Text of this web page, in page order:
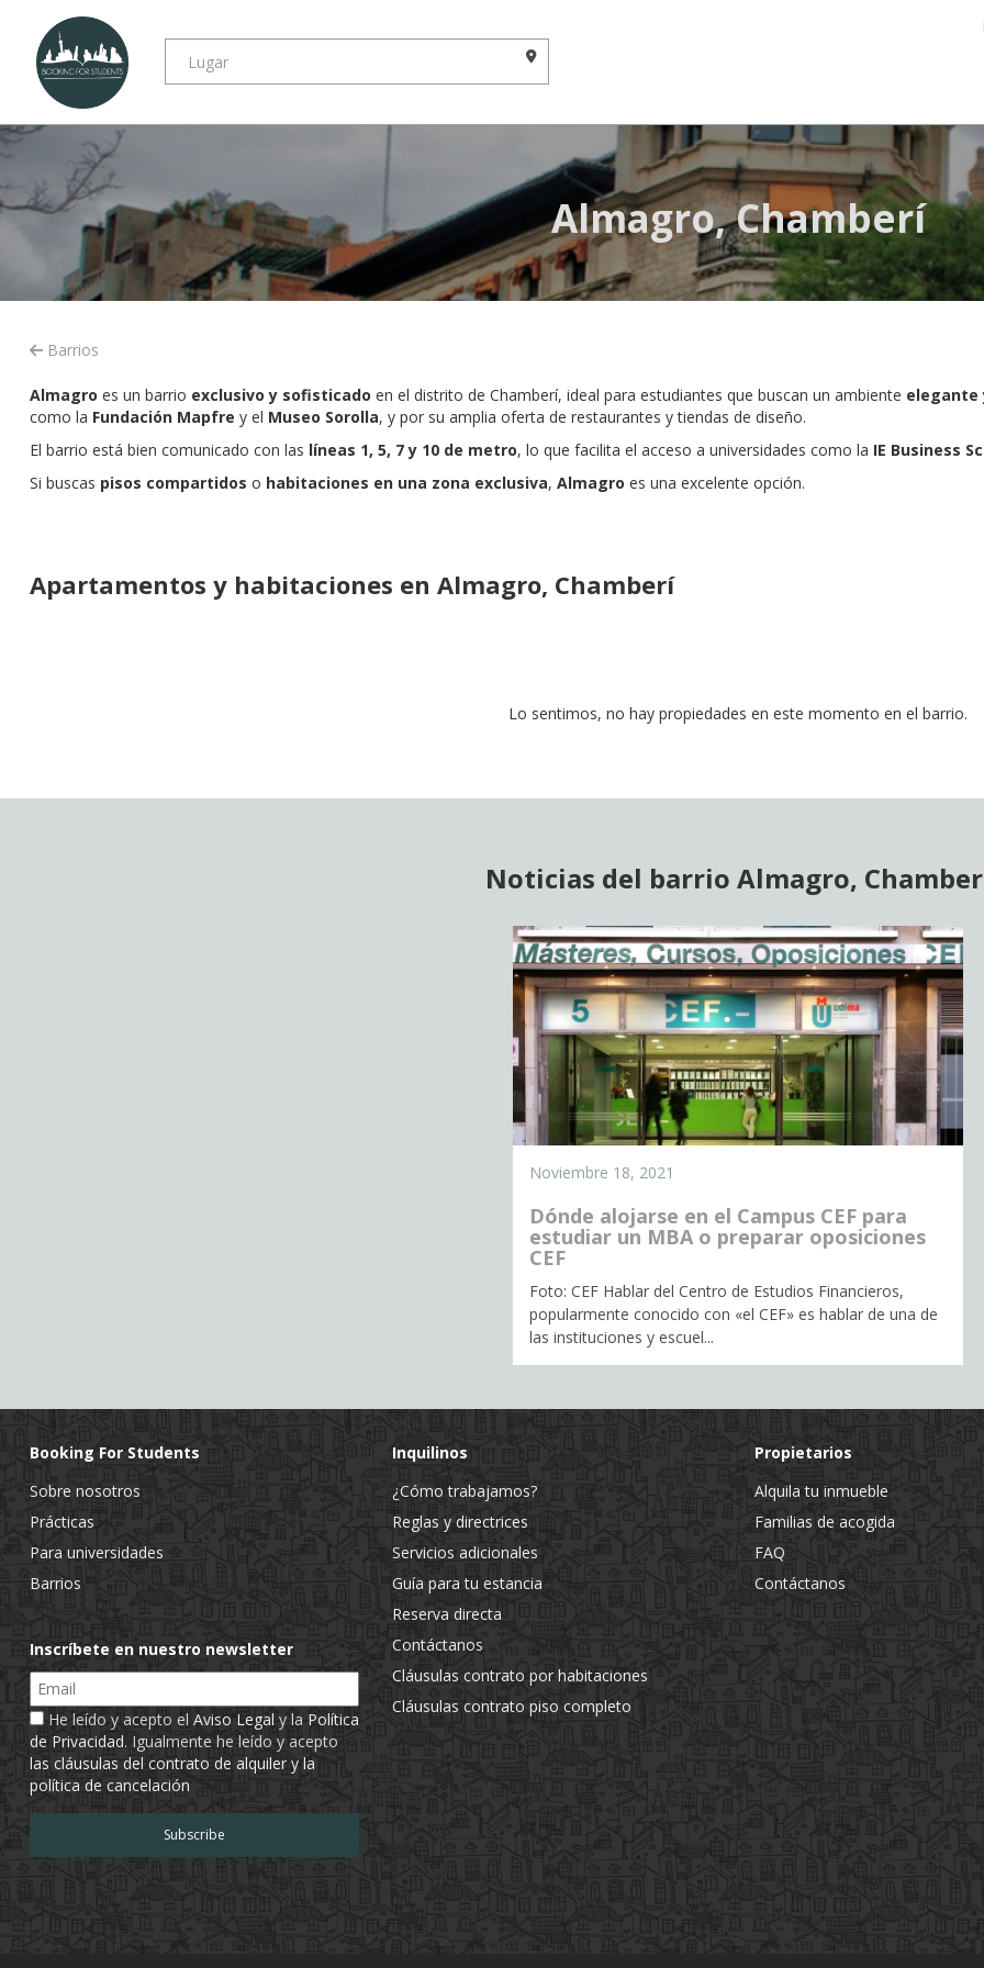
Almagro, Chamberí
Barrios
Almagro es un barrio exclusivo y sofisticado en el distrito de Chamberí, ideal para estudiantes que buscan un ambiente elegante
como la Fundación Mapfre y el Museo Sorolla, y por su amplia oferta de restaurantes y tiendas de diseño.
El barrio está bien comunicado con las líneas 1, 5, 7 y 10 de metro, lo que facilita el acceso a universidades como la IE Business
Si buscas pisos compartidos o habitaciones en una zona exclusiva, Almagro es una excelente opción.
Apartamentos y habitaciones en Almagro, Chamberí
Lo sentimos, no hay propiedades en este momento en el barrio.
Noticias del barrio Almagro,
Noviembre 18, 2021
Dónde alojarse en el Campus CEF para
estudiar un MBA o preparar oposiciones
CEF
Foto: CEF Hablar del Centro de Estudios Financieros,
popularmente conocido con «el CEF» es hablar de una de
las instituciones y escuel...
Booking For Students
Sobre nosotros
Prácticas
Para universidades
Barrios
Inscríbete en nuestro newsletter
Email
He leído y acepto el Aviso Legal y la Política
de Privacidad. Igualmente he leído y acepto
las cláusulas del contrato de alquiler y la
política de cancelación
Inquilinos
¿Cómo trabajamos?
Reglas y directrices
Servicios adicionales
Guía para tu estancia
Reserva directa
Contáctanos
Cláusulas contrato por habitaciones
Cláusulas contrato piso completo
Propietarios
Alquila tu inmueble
Familias de acogida
FAQ
Contáctanos